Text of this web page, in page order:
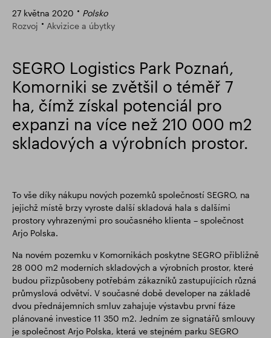
Finanční výsledky Aktualizace obchodování
27 května 2020
Polsko
Rozvoj
Akvizice a úbytky
SEGRO Logistics Park Poznań,
Komorniki se zvětšil o téměř 7
ha, čímž získal potenciál pro
expanzi na více než 210 000 m2
skladových a výrobních prostor.
To vše díky nákupu nových pozemků společností SEGRO, na
jejichž místě brzy vyroste další skladová hala s dalšími
prostory vyhrazenými pro současného klienta – společnost
Arjo Polska.
Na novém pozemku v Komornikách poskytne SEGRO přibližně
28 000 m2 moderních skladových a výrobních prostor, které
budou přizpůsobeny potřebám zákazníků zastupujících různá
průmyslová odvětví. V současné době developer na základě
dvou přednájemních smluv zahajuje výstavbu první fáze
plánované investice 11 350 m2. Jedním ze signatářů smlouvy
je společnost Arjo Polska, která ve stejném parku SEGRO